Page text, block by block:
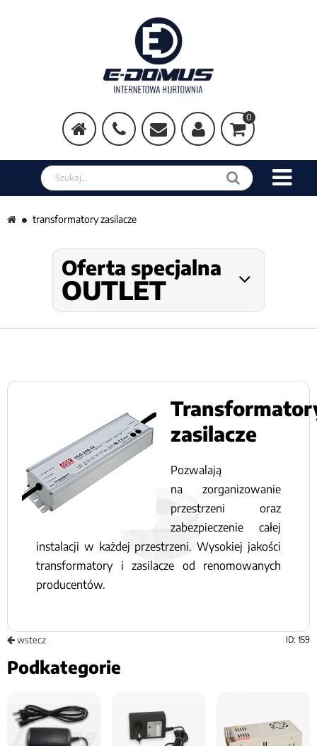
0
Szukaj w sklepie
transformatory zasilacze
Oferta specjalna
OUTLET
zasilacze
Pozwalają
na zorganizowanie
przestrzeni oraz
zabezpieczenie całej
instalacji w każdej przestrzeni. Wysokiej jakości
transformatory i zasilacze od renomowanych
producentów.
wstecz ID: 159
Podkategorie